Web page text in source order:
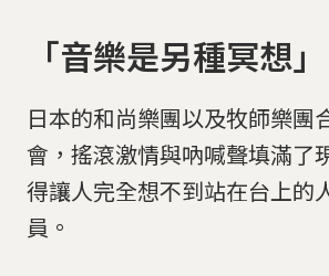
「音樂是另種冥想」
日本的和尚樂團以及牧師樂團
會，搖滾激情與吶喊聲填滿了
得讓人完全想不到站在台上的
員。